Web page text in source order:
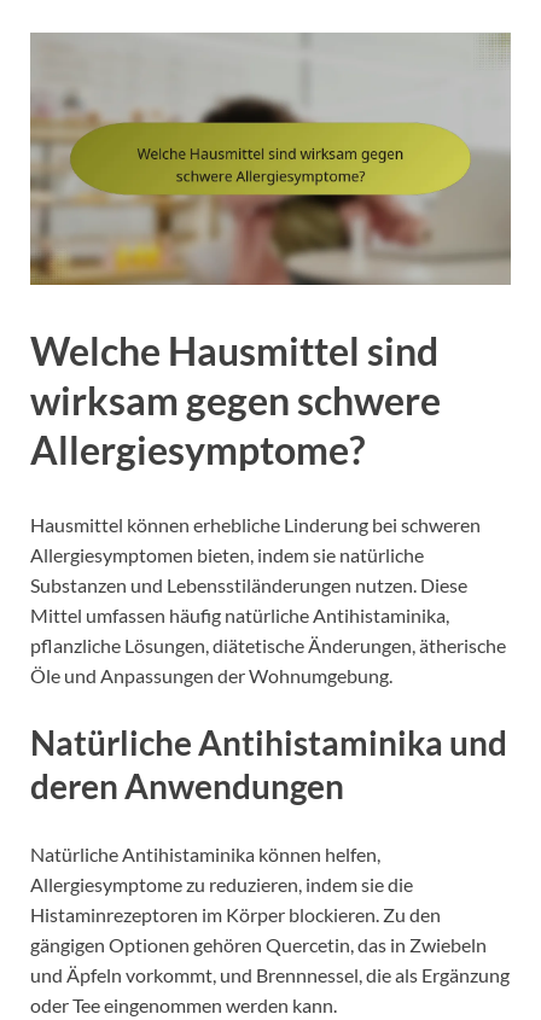
Welche Hausmittel sind
wirksam gegen schwere
Allergiesymptome?
Hausmittel können erhebliche Linderung bei schweren
Allergiesymptomen bieten, indem sie natürliche
Substanzen und Lebensstiländerungen nutzen. Diese
Mittel umfassen häufig natürliche Antihistaminika,
pflanzliche Lösungen, diätetische Änderungen, ätherische
Öle und Anpassungen der Wohnumgebung.
Natürliche Antihistaminika und
deren Anwendungen
Natürliche Antihistaminika können helfen,
Allergiesymptome zu reduzieren, indem sie die
Histaminrezeptoren im Körper blockieren. Zu den
gängigen Optionen gehören Quercetin, das in Zwiebeln
und Äpfeln vorkommt, und Brennnessel, die als Ergänzung
oder Tee eingenommen werden kann.